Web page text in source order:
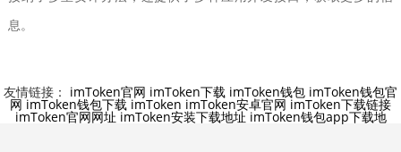
息。
友情链接： imToken官网 imToken下载 imToken钱包 imToken钱包官
网 imToken钱包下载 imToken imToken安卓官网 imToken下载链接
imToken官网网址 imToken安装下载地址 imToken钱包app下载地